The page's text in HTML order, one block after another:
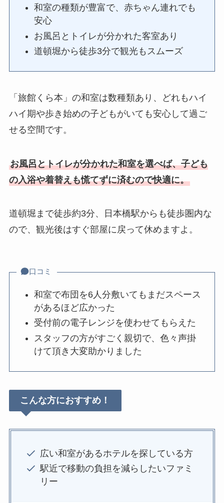
和室の種類が豊富で、赤ちゃん連れでも
安心
お風呂とトイレが分かれた客室あり
道頓堀から徒歩3分で観光もスムーズ
「旅館くら本」の和室は数種類あり、どれもハイ
ハイ期や歩き始めの子どもがいても安心して過ご
せる空間です。
お風呂とトイレが分かれた和室を選べば、子ども
の入浴や着替えも慌てずに済むので快適に。
道頓堀まで徒歩約3分、日本橋駅からも徒歩圏内な
ので、観光後はすぐ部屋に戻って休めますよ。
口コミ
和室で布団を6人分敷いてもまだスペース
があるほど広かった
受付前の電子レンジを使わせてもらえた
スタッフの方がすごく親切で、色々声掛
けて頂き大変助かりました
こんな方におすすめ！
広い和室があるホテルを探している方
駅近で移動の負担を減らしたいファミ
リー